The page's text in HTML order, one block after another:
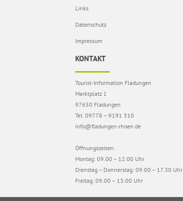
Links
Datenschutz
Impressum
KONTAKT
Tourist-Information Fladungen
Marktplatz 1
97650 Fladungen
Tel. 09778 – 9191 310
info@fladungen-rhoen.de
Öffnungszeiten:
Montag: 09.00 – 12.00 Uhr
Dienstag – Donnerstag: 09.00 – 17.30 Uhr
Freitag: 09.00 – 13.00 Uhr